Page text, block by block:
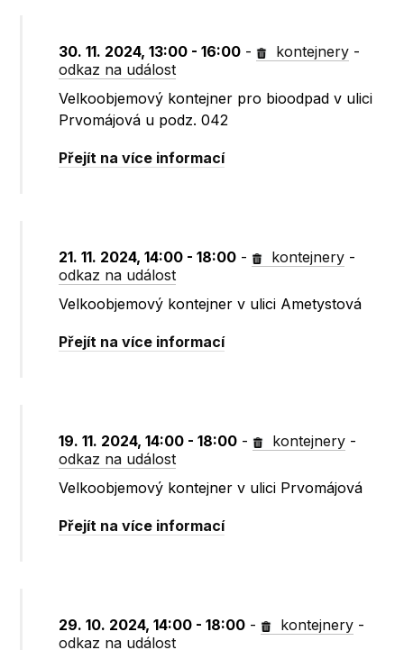
30. 11. 2024, 13:00 - 16:00 - kontejnery -
odkaz na událost
Velkoobjemový kontejner pro bioodpad v ulici
Prvomájová u podz. 042
Přejít na více informací
21. 11. 2024, 14:00 - 18:00 - kontejnery -
odkaz na událost
Velkoobjemový kontejner v ulici Ametystová
Přejít na více informací
19. 11. 2024, 14:00 - 18:00 - kontejnery -
odkaz na událost
Velkoobjemový kontejner v ulici Prvomájová
Přejít na více informací
29. 10. 2024, 14:00 - 18:00 - kontejnery -
odkaz na událost